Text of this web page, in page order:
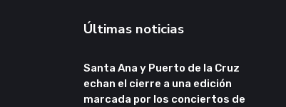
Últimas noticias
Santa Ana y Puerto de la Cruz
echan el cierre a una edición
marcada por los conciertos de